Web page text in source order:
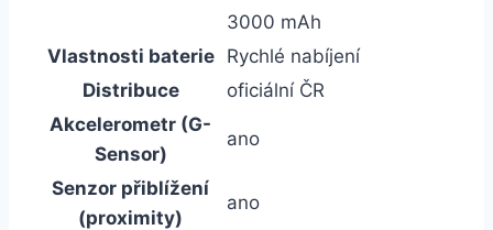
3000 mAh
Vlastnosti baterie
Rychlé nabíjení
Distribuce
oficiální ČR
Akcelerometr (G-
Sensor)
ano
Senzor přiblížení
(proximity)
ano